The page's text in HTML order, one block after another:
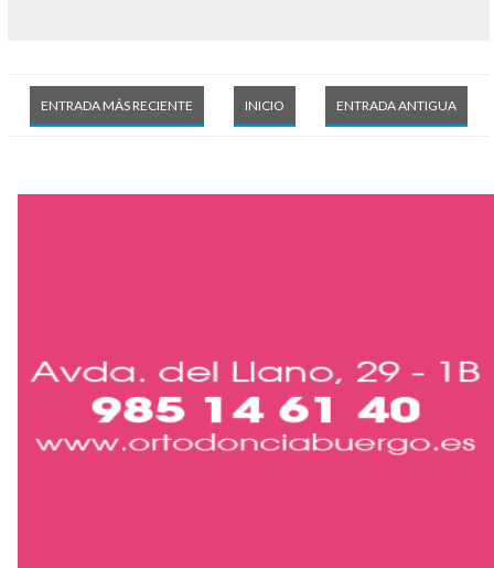
ENTRADA MÁS RECIENTE ENTRADA ANTIGUA
INICIO